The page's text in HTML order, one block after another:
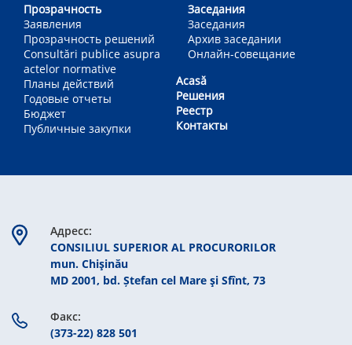
Прозрачность
Заявления
Прозрачность решений
Consultări publice asupra
actelor normative
Планы действий
Годовые отчеты
Бюджет
Публичные закупки
Заседания
Заседания
Архив заседании
Онлайн-совещание
Acasă
Решения
Реестр
Контакты
Aдресс:
CONSILIUL SUPERIOR AL PROCURORILOR
mun. Chişinău
MD 2001, bd. Ștefan cel Mare şi Sfînt, 73
Факс:
(373-22) 828 501